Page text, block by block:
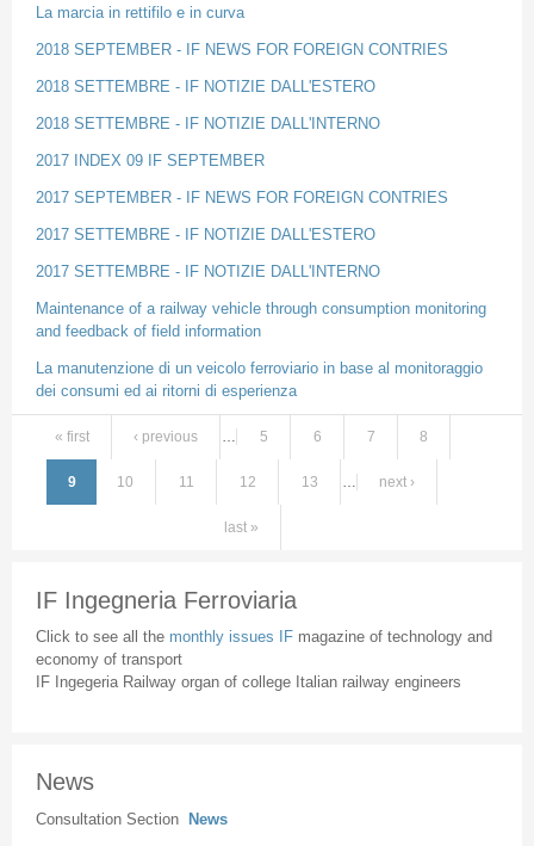
La marcia in rettifilo e in curva
2018 SEPTEMBER - IF NEWS FOR FOREIGN CONTRIES
2018 SETTEMBRE - IF NOTIZIE DALL'ESTERO
2018 SETTEMBRE - IF NOTIZIE DALL'INTERNO
2017 INDEX 09 IF SEPTEMBER
2017 SEPTEMBER - IF NEWS FOR FOREIGN CONTRIES
2017 SETTEMBRE - IF NOTIZIE DALL'ESTERO
2017 SETTEMBRE - IF NOTIZIE DALL'INTERNO
Maintenance of a railway vehicle through consumption monitoring
and feedback of field information
La manutenzione di un veicolo ferroviario in base al monitoraggio
dei consumi ed ai ritorni di esperienza
Pages
« first ‹ previous … 5 6 7 8
9 10 11 12 13 … next ›
last »
IF Ingegneria Ferroviaria
Click to see all the monthly issues IF magazine of technology and
economy of transport
IF Ingegeria Railway organ of college Italian railway engineers
News
Consultation Section News